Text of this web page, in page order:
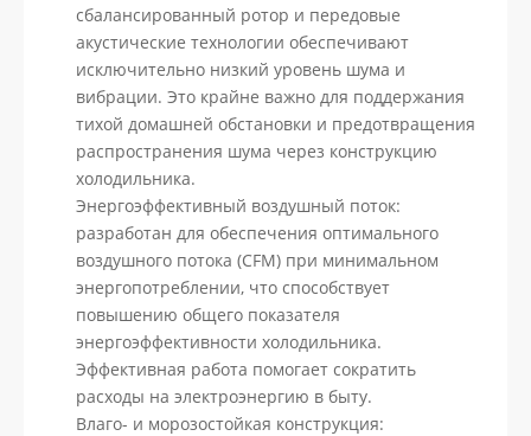
сбалансированный ротор и передовые
акустические технологии обеспечивают
исключительно низкий уровень шума и
вибрации. Это крайне важно для поддержания
тихой домашней обстановки и предотвращения
распространения шума через конструкцию
холодильника.
Энергоэффективный воздушный поток:
разработан для обеспечения оптимального
воздушного потока (CFM) при минимальном
энергопотреблении, что способствует
повышению общего показателя
энергоэффективности холодильника.
Эффективная работа помогает сократить
расходы на электроэнергию в быту.
Влаго- и морозостойкая конструкция: